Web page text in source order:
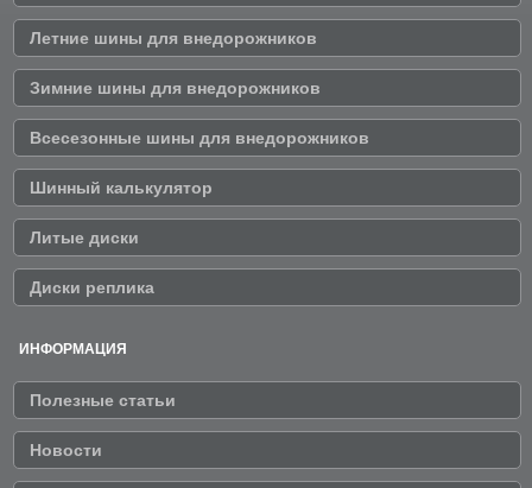
Летние шины для внедорожников
Зимние шины для внедорожников
Всесезонные шины для внедорожников
Шинный калькулятор
Литые диски
Диски реплика
ИНФОРМАЦИЯ
Полезные статьи
Новости